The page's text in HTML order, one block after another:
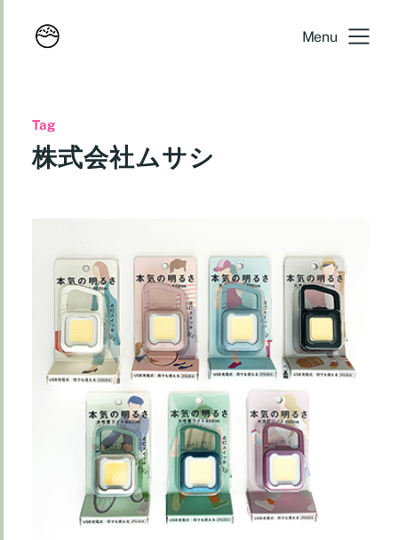
Menu
Tag
株式会社ムサシ